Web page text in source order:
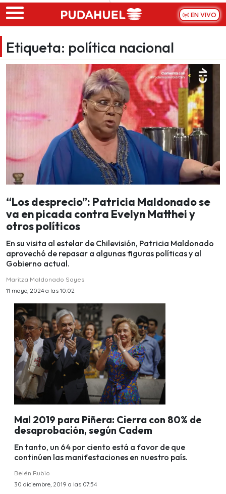
Skip to main content
EN VIVO
Etiqueta: política nacional
“Los desprecio”: Patricia Maldonado se
va en picada contra Evelyn Matthei y
otros políticos
En su visita al estelar de Chilevisión, Patricia Maldonado
aprovechó de repasar a algunas figuras políticas y al
Gobierno actual.
Maritza Maldonado Sayes
11 mayo, 2024 a las 10:02
Mal 2019 para Piñera: Cierra con 80% de
desaprobación, según Cadem
En tanto, un 64 por ciento está a favor de que
continúen las manifestaciones en nuestro país.
Belén Rubio
30 diciembre, 2019 a las 07:54